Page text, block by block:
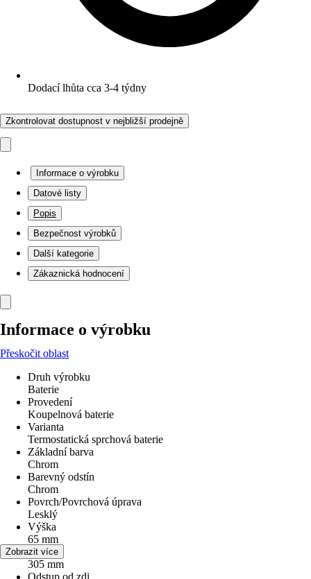
Dodací lhůta cca 3-4 týdny
Zkontrolovat dostupnost v nejbližší prodejně
Informace o výrobku
Datové listy
Popis
Bezpečnost výrobků
Další kategorie
Zákaznická hodnocení
Informace o výrobku
Přeskočit oblast
Druh výrobku
Baterie
Provedení
Koupelnová baterie
Varianta
Termostatická sprchová baterie
Základní barva
Chrom
Barevný odstín
Chrom
Povrch/Povrchová úprava
Lesklý
Výška
65 mm
Šířka
305 mm
Odstup od zdi
Zobrazit více